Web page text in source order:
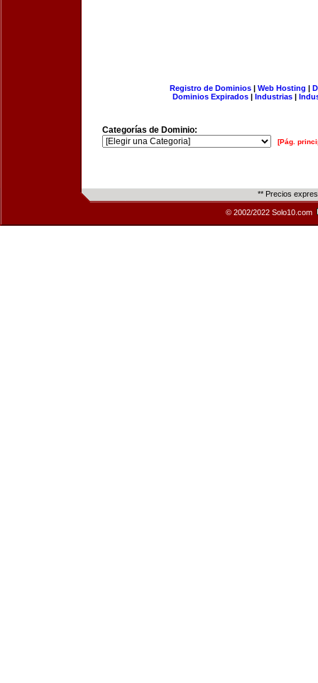
Registro de Dominios| Web Hosting |
Dominios Expirados | Industrias |
Categorías de Dominio:
[Pág.
** Precios
© 2002/2022 Solo10.com